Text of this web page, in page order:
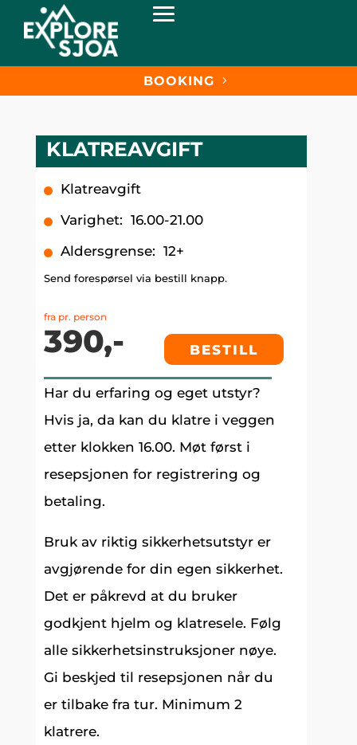
BOOKING
KLATREAVGIFT
Klatreavgift
Varighet: 16.00-21.00
Aldersgrense: 12+
Send forespørsel via bestill knapp.
fra pr. person
390,- BESTILL
Har du erfaring og eget utstyr?
Hvis ja, da kan du klatre i veggen
etter klokken 16.00. Møt først i
resepsjonen for registrering og
betaling.
Bruk av riktig sikkerhetsutstyr er
avgjørende for din egen sikkerhet.
Det er påkrevd at du bruker
godkjent hjelm og klatresele. Følg
alle sikkerhetsinstruksjoner nøye.
Gi beskjed til resepsjonen når du
er tilbake fra tur. Minimum 2
klatrere.